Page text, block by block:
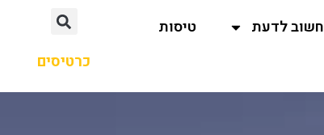
חשוב לדעת
טיסות
כרטיסים